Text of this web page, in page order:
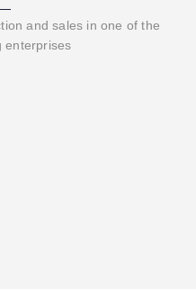
and sales in one of the
enterprises